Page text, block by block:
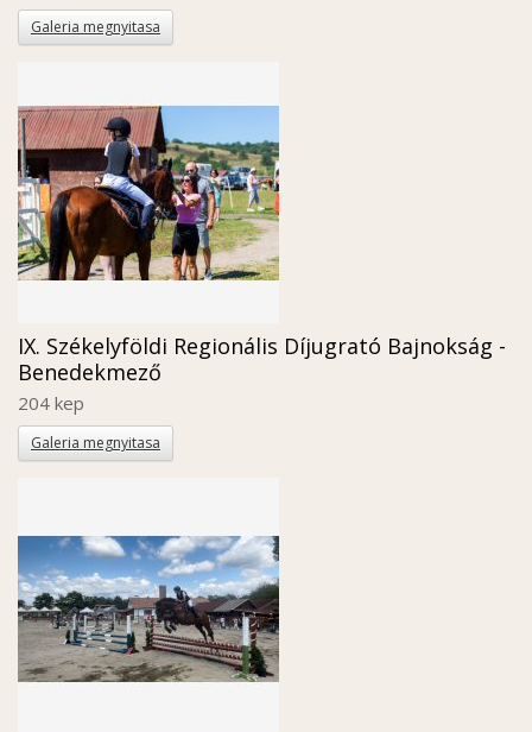
Galeria megnyitasa
IX. Székelyföldi Regionális Díjugrató Bajnokság -
Benedekmező
204 kep
Galeria megnyitasa